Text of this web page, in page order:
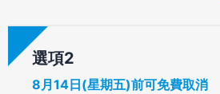
選項
8月14日(星期五)前可免費取消